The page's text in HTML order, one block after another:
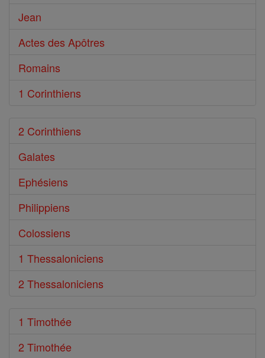
Jean
Actes des Apôtres
Romains
1 Corinthiens
2 Corinthiens
Galates
Ephésiens
Philippiens
Colossiens
1 Thessaloniciens
2 Thessaloniciens
1 Timothée
2 Timothée